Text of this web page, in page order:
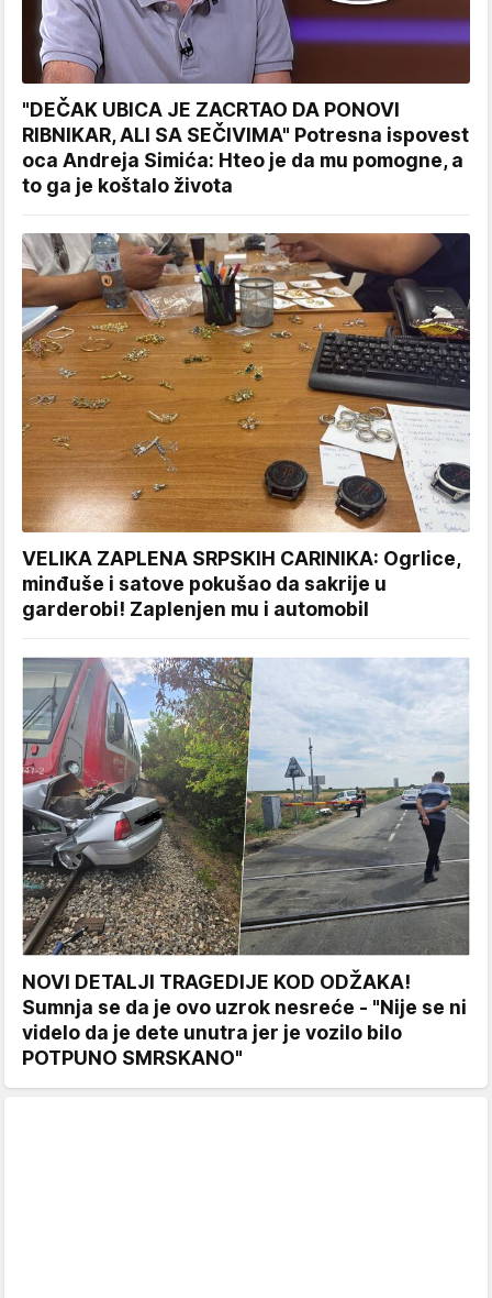
"DEČAK UBICA JE ZACRTAO DA PONOVI
RIBNIKAR, ALI SA SEČIVIMA" Potresna ispovest
oca Andreja Simića: Hteo je da mu pomogne, a
to ga je koštalo života
VELIKA ZAPLENA SRPSKIH CARINIKA: Ogrlice,
minđuše i satove pokušao da sakrije u
garderobi! Zaplenjen mu i automobil
NOVI DETALJI TRAGEDIJE KOD ODŽAKA!
Sumnja se da je ovo uzrok nesreće - "Nije se ni
videlo da je dete unutra jer je vozilo bilo
POTPUNO SMRSKANO"